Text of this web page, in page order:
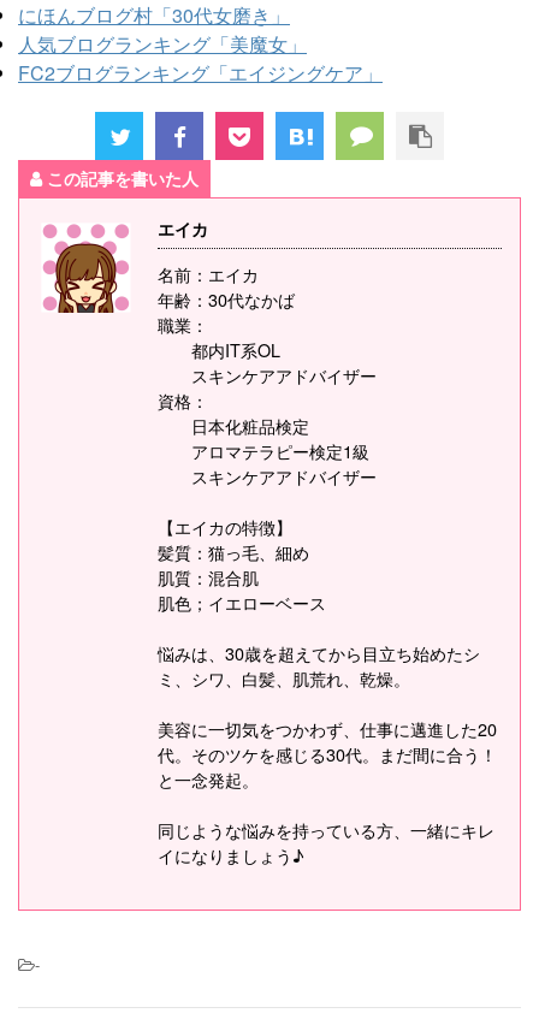
にほんブログ村「30代女磨き」
人気ブログランキング「美魔女」
FC2ブログランキング「エイジングケア」
この記事を書いた人
エイカ
名前：エイカ
年齢：30代なかば
職業：
都内IT系OL
スキンケアアドバイザー
資格：
日本化粧品検定
アロマテラピー検定1級
スキンケアアドバイザー
【エイカの特徴】
髪質：猫っ毛、細め
肌質：混合肌
肌色；イエローベース
悩みは、30歳を超えてから目立ち始めたシ
ミ、シワ、白髪、肌荒れ、乾燥。
美容に一切気をつかわず、仕事に邁進した20
代。そのツケを感じる30代。まだ間に合う！
と一念発起。
同じような悩みを持っている方、一緒にキレ
イになりましょう♪
-